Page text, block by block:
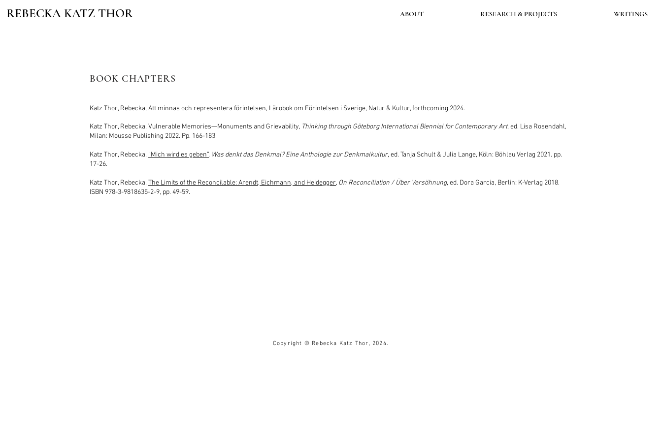
REBECKA KATZ THOR ABOUT RESEARCH & PROJECTS WRITINGS
BOOK CHAPTERS
Katz Thor, Rebecka, Att minnas och representera förintelsen, Lärobok om Förintelsen i Sverige, Natur & Kultur, forthcoming 2024.
Katz Thor, Rebecka, Vulnerable Memories—Monuments and Grievability, Thinking through Göteborg International Biennial for Contemporary Art, ed. Lisa Rosendahl,
Milan: Mousse Publishing 2022. Pp. 166-183.
Katz Thor, Rebecka, ”Mich wird es geben”, Was denkt das Denkmal? Eine Anthologie zur Denkmalkultur, ed. Tanja Schult & Julia Lange, Köln: Böhlau Verlag 2021. pp.
17-26.
Katz Thor, Rebecka, The Limits of the Reconcilable: Arendt, Eichmann, and Heidegger, On Reconciliation / Über Versöhnung, ed. Dora Garcia, Berlin: K-Verlag 2018.
ISBN 978-3-9818635-2-9, pp. 49-59.
Copyright © Rebecka Katz Thor, 2024.